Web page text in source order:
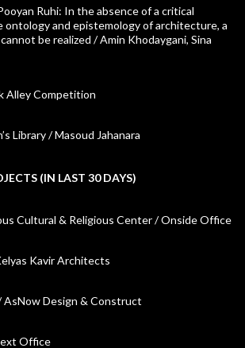
Ruhi: In the absence of a critical
ontology and epistemology of architecture, a
be realized / Amin Khodaygani, Sina
Alley Competition
Library / Masoud Jahanara
(IN LAST 30 DAYS)
Cultural & Religious Center / Onside Office
Kavir Architects
AsNow Design & Construct
Office